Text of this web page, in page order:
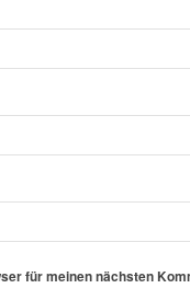
für meinen nächsten